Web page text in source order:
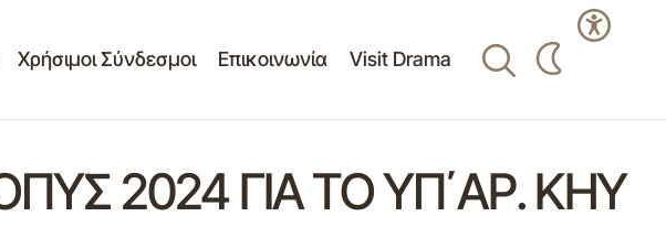
Χρήσιμοι Σύνδεσμοι Επικοινωνία Visit Drama
2024 ΓΙΑ ΤΟ ΥΠ΄ΑΡ. ΚΗΥ